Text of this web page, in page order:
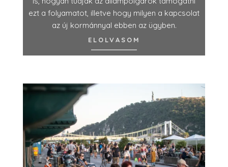
ezt a folyamatot, illetve hogy milyen a kapcsolat
az új kormánnyal ebben az ügyben.
ELOLVASOM